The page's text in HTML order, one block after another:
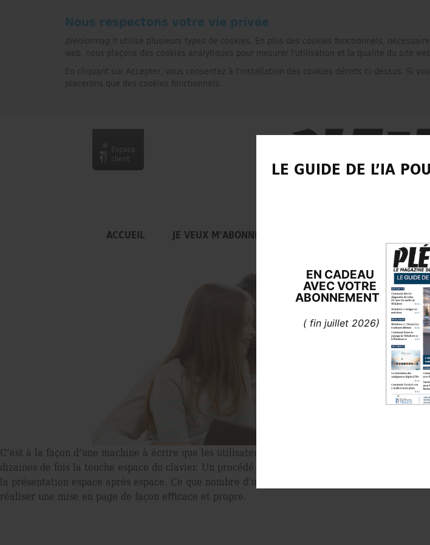
Nous respectons votre vie privée
pleniormag.fr utilise plusieurs types de cookies. En plus des cookies fonctionnels,
web, nous plaçons des cookies analytiques pour mesurer l'utilisation et la qualité du site
En cliquant sur Accepter, vous consentez à l'installation des cookies décrits ci-dessus. Si
placerons que des cookies fonctionnels.
ACCUEIL JE VEUX M’ABONNER
Espace
client
C’est à la façon d’une machine à écrire que les utilisateurs exploitent leur logiciel de
dizaines de fois la touche espace du clavier. Un procédé laborieux et peu eﬀicace, puisque
la présentation espace après espace. Ce que nombre d’utilisateurs ignorent, c’est que
réaliser une mise en page de façon eﬀicace et propre.
LE GUIDE DE L’IA
EN CADEAU
AVECVOTRE
ABONNEMENT
( fin juillet 2026)